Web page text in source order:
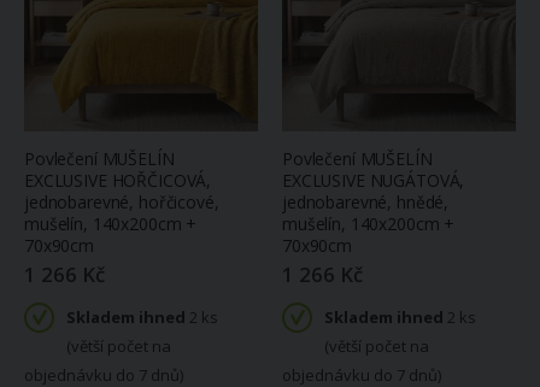
Povlečení MUŠELÍN
EXCLUSIVE HOŘČICOVÁ,
jednobarevné, hořčicové,
mušelín, 140x200cm +
70x90cm
1 266 Kč
Skladem ihned 2 ks
(větší počet na
objednávku do 7 dnů)
Povlečení MUŠELÍN
EXCLUSIVE NUGÁTOVÁ,
jednobarevné, hnědé,
mušelín, 140x200cm +
70x90cm
1 266 Kč
Skladem ihned 2 ks
(větší počet na
objednávku do 7 dnů)